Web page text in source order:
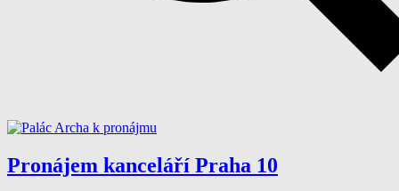
Pronájem kanceláří Praha 10